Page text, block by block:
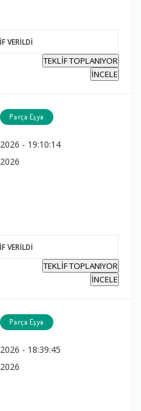
VERİLDİ
TEKLİF TOPLANIYOR
İNCELE
Parça Eşya
- 19:10:14
VERİLDİ
TEKLİF TOPLANIYOR
İNCELE
Parça Eşya
- 18:39:45